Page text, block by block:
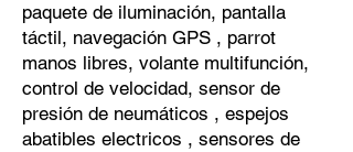
paquete de iluminación, pantalla
táctil, navegación GPS , parrot
manos libres, volante multifunción,
control de velocidad, sensor de
presión de neumáticos , espejos
abatibles electricos , sensores de